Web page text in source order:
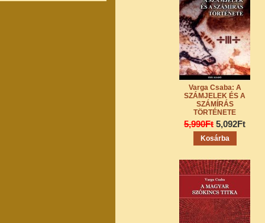
Varga Csaba: A
SZÁMJELEK ÉS A
SZÁMÍRÁS
TÖRTÉNETE
5,990Ft 5,092Ft